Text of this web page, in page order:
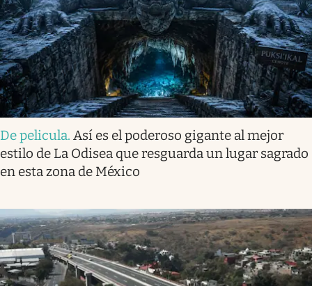
De pelicula. Así es el poderoso gigante al mejor
estilo de La Odisea que resguarda un lugar sagrado
en esta zona de México